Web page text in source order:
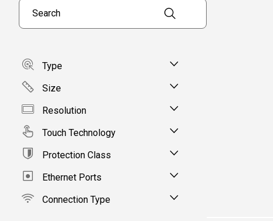
Search products
Type
Size
Resolution
Touch Technology
Protection Class
Ethernet Ports
Connection Type